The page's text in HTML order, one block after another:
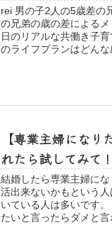
rei 男の子2人の5歳差の
の兄弟の歳の差による
日のリアルな共働き子
のライフプランはどん
【専業主婦にな
れたら試してみて！
結婚したら専業主婦に
活出来ないかもという
いている人は多いです
たいと言ったらダメと